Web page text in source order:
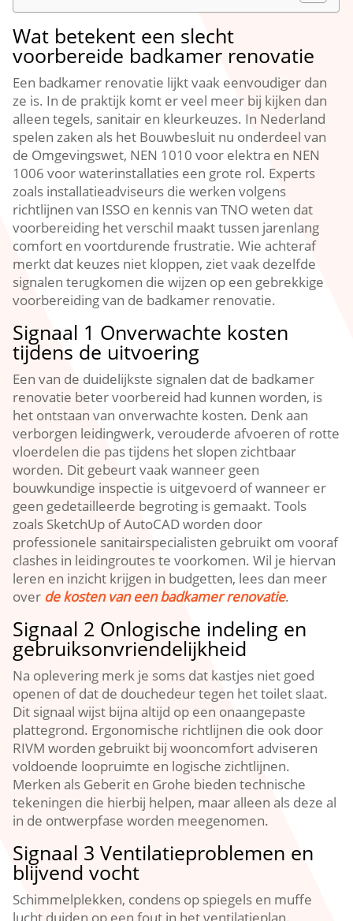
Wat betekent een slecht
voorbereide badkamer renovatie
Een badkamer renovatie lijkt vaak eenvoudiger dan
ze is.​ In de praktijk komt er veel meer bij kijken dan
alleen tegels, sanitair en kleurkeuzes.​ In Nederland
spelen zaken als het Bouwbesluit nu onderdeel van
de Omgevingswet, NEN 1010 voor elektra en NEN
1006 voor waterinstallaties een grote rol.​ Experts
zoals installatieadviseurs die werken volgens
richtlijnen van ISSO en kennis van TNO weten dat
voorbereiding het verschil maakt tussen jarenlang
comfort en voortdurende frustratie.​ Wie achteraf
merkt dat keuzes niet kloppen, ziet vaak dezelfde
signalen terugkomen die wijzen op een gebrekkige
voorbereiding van de badkamer renovatie.​
Signaal 1 Onverwachte kosten
tijdens de uitvoering
Een van de duidelijkste signalen dat de badkamer
renovatie beter voorbereid had kunnen worden, is
het ontstaan van onverwachte kosten.​ Denk aan
verborgen leidingwerk, verouderde afvoeren of rotte
vloerdelen die pas tijdens het slopen zichtbaar
worden.​ Dit gebeurt vaak wanneer geen
bouwkundige inspectie is uitgevoerd of wanneer er
geen gedetailleerde begroting is gemaakt.​ Tools
zoals SketchUp of AutoCAD worden door
professionele sanitairspecialisten gebruikt om vooraf
clashes in leidingroutes te voorkomen.​ Wil je hiervan
leren en inzicht krijgen in budgetten, lees dan meer
over de kosten van een badkamer renovatie.​
Signaal 2 Onlogische indeling en
gebruiksonvriendelijkheid
Na oplevering merk je soms dat kastjes niet goed
openen of dat de douchedeur tegen het toilet slaat.​
Dit signaal wijst bijna altijd op een onaangepaste
plattegrond.​ Ergonomische richtlijnen die ook door
RIVM worden gebruikt bij wooncomfort adviseren
voldoende loopruimte en logische zichtlijnen.​
Merken als Geberit en Grohe bieden technische
tekeningen die hierbij helpen, maar alleen als deze al
in de ontwerpfase worden meegenomen.​
Signaal 3 Ventilatieproblemen en
blijvend vocht
Schimmelplekken, condens op spiegels en muffe